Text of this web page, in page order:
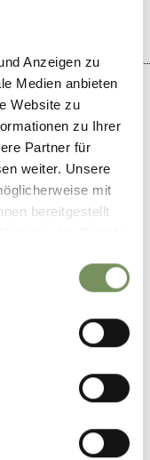
Anzeigen zu
Medien anbieten
Website zu
zu Ihrer
Partner für
weiter. Unsere
mit
bereitgestellt